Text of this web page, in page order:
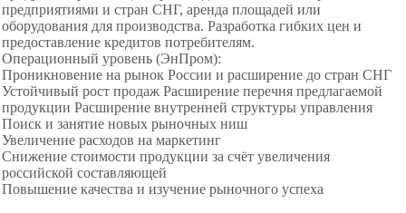
предприятиями и стран СНГ, аренда площадей или
оборудования для производства. Разработка гибких цен и
предоставление кредитов потребителям.
Операционный уровень (ЭнПром):
Проникновение на рынок России и расширение до стран СНГ
Устойчивый рост продаж Расширение перечня предлагаемой
продукции Расширение внутренней структуры управления
Поиск и занятие новых рыночных ниш
Увеличение расходов на маркетинг
Снижение стоимости продукции за счёт увеличения
российской составляющей
Повышение качества и изучение рыночного успеха